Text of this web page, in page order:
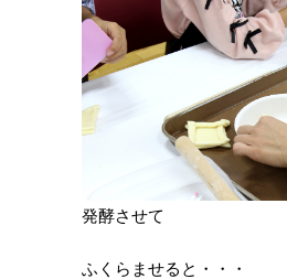
発酵させて
ふくらませると・・・